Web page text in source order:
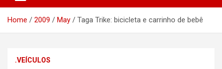
Home 2009 May Taga Trike: bicicleta e carrinho de bebê
.VEÍCULOS